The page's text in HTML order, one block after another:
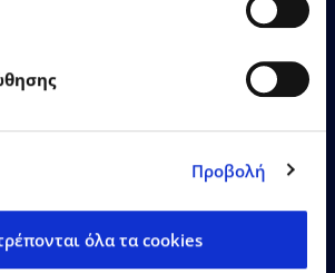
Προβολή
όλα τα cookies
- Δελτία
Τύπου
Δελτία Τύπου